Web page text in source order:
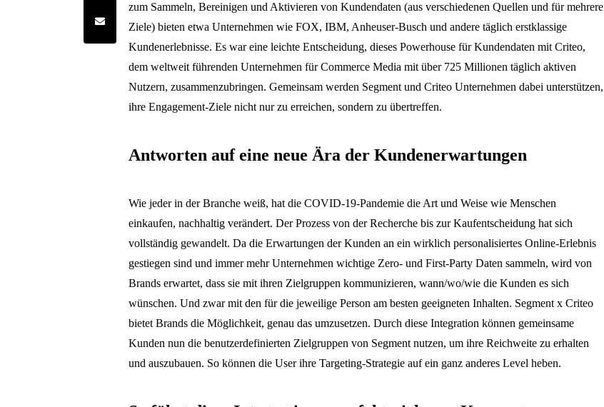
Share by e-mail
zum Sammeln, Bereinigen und Aktivieren von Kundendaten (aus verschiedenen Quellen und für mehrere
Ziele) bieten etwa Unternehmen wie FOX, IBM, Anheuser-Busch und andere täglich erstklassige
Kundenerlebnisse. Es war eine leichte Entscheidung, dieses Powerhouse für Kundendaten mit Criteo,
dem weltweit führenden Unternehmen für Commerce Media mit über 725 Millionen täglich aktiven
Nutzern, zusammenzubringen. Gemeinsam werden Segment und Criteo Unternehmen dabei unterstützen,
ihre Engagement-Ziele nicht nur zu erreichen, sondern zu übertreffen.
Antworten auf eine neue Ära der Kundenerwartungen
Wie jeder in der Branche weiß, hat die COVID-19-Pandemie die Art und Weise wie Menschen
einkaufen, nachhaltig verändert. Der Prozess von der Recherche bis zur Kaufentscheidung hat sich
vollständig gewandelt. Da die Erwartungen der Kunden an ein wirklich personalisiertes Online-Erlebnis
gestiegen sind und immer mehr Unternehmen wichtige Zero- und First-Party Daten sammeln, wird von
Brands erwartet, dass sie mit ihren Zielgruppen kommunizieren, wann/wo/wie die Kunden es sich
wünschen. Und zwar mit den für die jeweilige Person am besten geeigneten Inhalten. Segment x Criteo
bietet Brands die Möglichkeit, genau das umzusetzen. Durch diese Integration können gemeinsame
Kunden nun die benutzerdefinierten Zielgruppen von Segment nutzen, um ihre Reichweite zu erhalten
und auszubauen. So können die User ihre Targeting-Strategie auf ein ganz anderes Level heben.